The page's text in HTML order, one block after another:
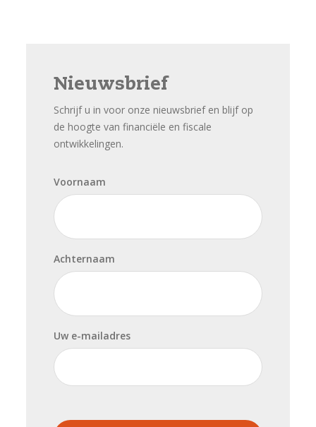
Nieuwsbrief
Schrijf u in voor onze nieuwsbrief en blijf op
de hoogte van financiële en fiscale
ontwikkelingen.
Voornaam
Achternaam
Uw e-mailadres